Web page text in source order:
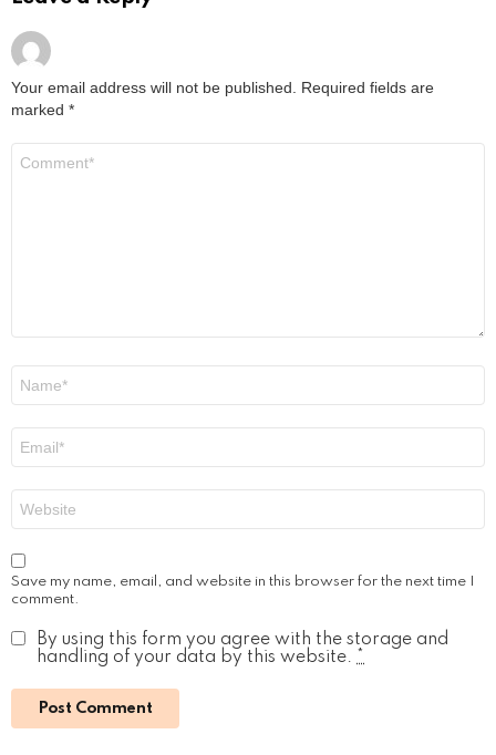
Your email address will not be published.
Required fields are
marked *
Save my name, email, and website in this browser for the next time I
comment.
By using this form you agree with the storage and
handling of your data by this website. *